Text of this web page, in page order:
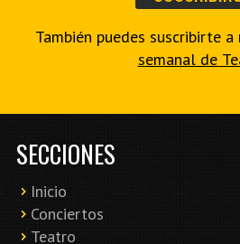
También puedes suscribirte a
semanal de
SECCIONES
Inicio
Conciertos
Teatro